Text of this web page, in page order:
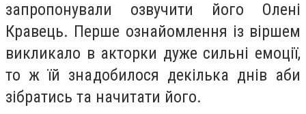
запропонували озвучити його Олені
Кравець. Перше ознайомлення із віршем
викликало в акторки дуже сильні емоції,
то ж їй знадобилося декілька днів аби
зібратись та начитати його.